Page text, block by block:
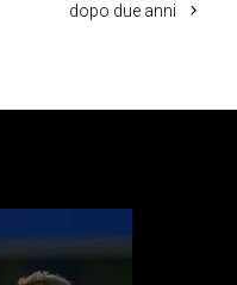
dopo due anni